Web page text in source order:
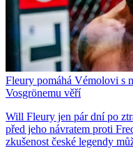
Fleury pomáhá Vémolovi s
Vosgrönemu věří
Will Fleury jen pár dní po
před jeho návratem proti
zkušenost české legendy